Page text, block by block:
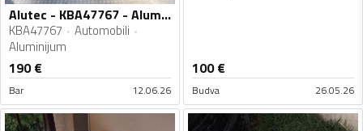
Alutec - KBA47767 - Aluminijum felne
KBA47767
Automobili
Aluminijum
190€
Bar 12.06.26
100€
Budva 26.05.26